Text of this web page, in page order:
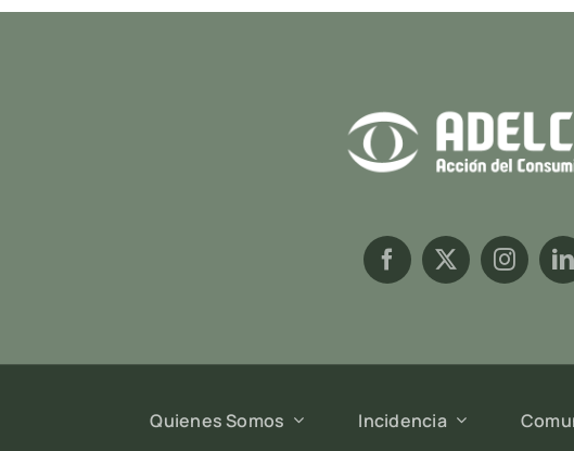
Quienes Somos Incidencia